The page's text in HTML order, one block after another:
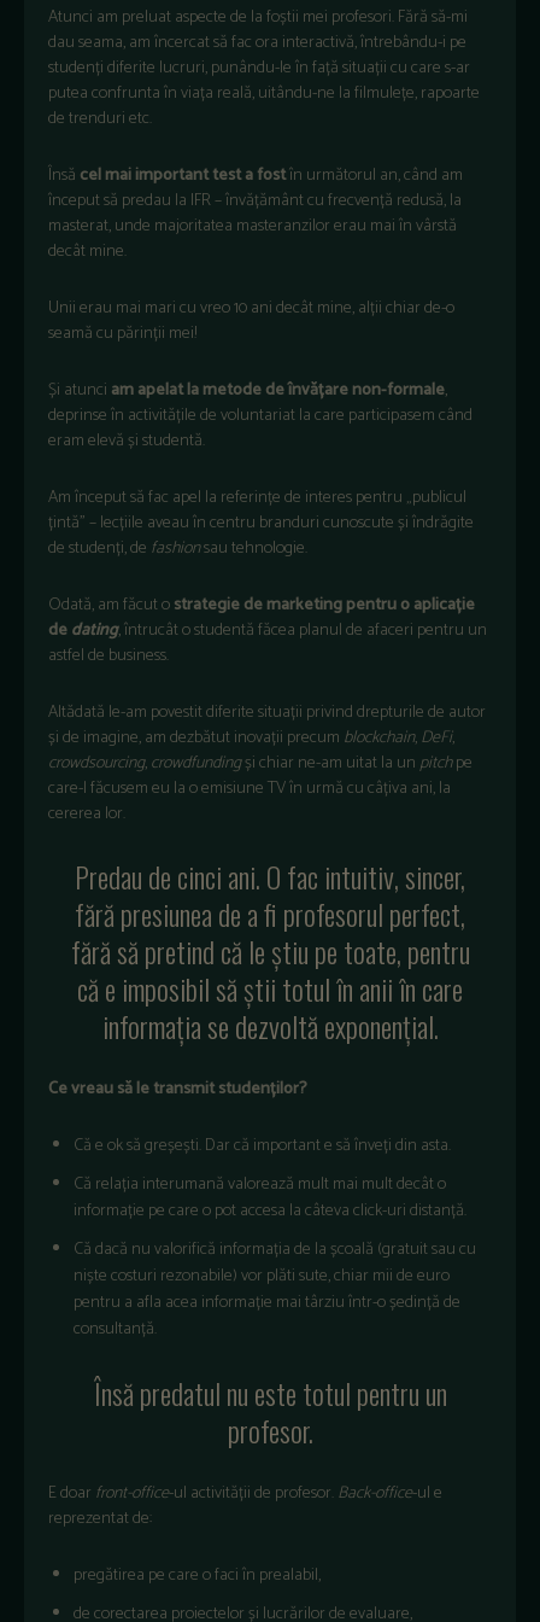
Atunci am preluat aspecte de la foștii mei profesori. Fără să-mi
dau seama, am încercat să fac ora interactivă, întrebându-i pe
studenți diferite lucruri, punându-le în față situații cu care s-ar
putea confrunta în viața reală, uitându-ne la filmulețe, rapoarte
de trenduri etc.
Însă cel mai important test a fostîn următorul an, când am
început să predau la IFR – învățământ cu frecvență redusă, la
masterat, unde majoritatea masteranzilor erau mai în vârstă
decât mine.
Unii erau mai mari cu vreo 10 ani decât mine, alții chiar de-o
seamă cu părinții mei!
Și atunci am apelat la metode de învățare non-formale,
deprinse în activitățile de voluntariat la care participasem când
eram elevă și studentă.
Am început să fac apel la referințe de interes pentru „publicul
țintă” – lecțiile aveau în centru branduri cunoscute și îndrăgite
de studenți, de fashionsau tehnologie.
Odată, am făcut ostrategie de marketing pentru o aplicație
dedating, întrucât o studentă făcea planul de afaceri pentru un
astfel de business.
Altădată le-am povestit diferite situații privind drepturile de autor
și de imagine, am dezbătut inovații precum blockchain,DeFi,
crowdsourcing,crowdfundingși chiar ne-am uitat la unpitchpe
care-l făcusem eu la o emisiune TV în urmă cu câțiva ani, la
cererea lor.
Predau de cinci ani. O fac intuitiv, sincer,
fără presiunea de a fi profesorul perfect,
fără să pretind că le știu pe toate, pentru
că e imposibil să știi totul în anii în care
informația se dezvoltă exponențial.
Ce vreau să le transmit studenților?
Că e ok să greșești. Dar că important e să înveți din asta.
Că relația interumană valorează mult mai mult decât o
informație pe care o pot accesa la câteva click-uri distanță.
Că dacă nu valorifică informația de la școală (gratuit sau cu
niște costuri rezonabile) vor plăti sute, chiar mii de euro
pentru a afla acea informație mai târziu într-o ședință de
consultanță.
Însă predatul nu este totul pentru un
profesor.
E doar front-office-ul activității de profesor.Back-office-ul e
reprezentat de:
pregătirea pe care o faci în prealabil,
de corectarea proiectelor și lucrărilor de evaluare,